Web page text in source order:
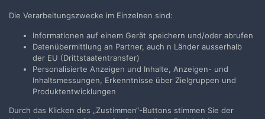
Teilen Folgen
Zur Themenübersicht
Filmvorführer.de via Google durchsuchen:
Die Verarbeitungszwecke im Einzelnen sind:
Informationen auf einem Gerät speichern und/oder abrufen
Datenübermittlung an Partner, auch n Länder ausserhalb
der EU (Drittstaatentransfer)
Personalisierte Anzeigen und Inhalte, Anzeigen- und
Inhaltsmessungen, Erkenntnisse über Zielgruppen und
Produktentwicklungen
Durch das Klicken des „Zustimmen“-Buttons stimmen Sie der